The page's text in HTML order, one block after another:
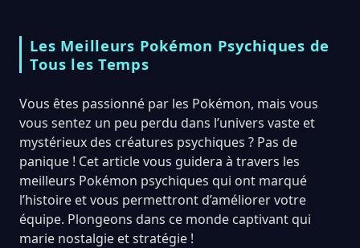
Les Meilleurs Pokémon Psychiques de
Tous les Temps
Vous êtes passionné par les Pokémon, mais vous
vous sentez un peu perdu dans l’univers vaste et
mystérieux des créatures psychiques ? Pas de
panique ! Cet article vous guidera à travers les
meilleurs Pokémon psychiques qui ont marqué
l’histoire et vous permettront d’améliorer votre
équipe. Plongeons dans ce monde captivant qui
marie nostalgie et stratégie !